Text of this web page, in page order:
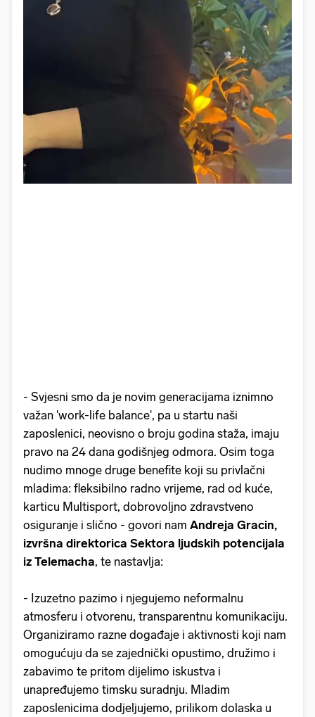
- Svjesni smo da je novim generacijama iznimno
važan 'work-life balance', pa u startu naši
zaposlenici, neovisno o broju godina staža, imaju
pravo na 24 dana godišnjeg odmora. Osim toga
nudimo mnoge druge benefite koji su privlačni
mladima: fleksibilno radno vrijeme, rad od kuće,
karticu Multisport, dobrovoljno zdravstveno
osiguranje i slično - govori nam Andreja Gracin,
izvršna direktorica Sektora ljudskih potencijala
iz Telemacha, te nastavlja:
- Izuzetno pazimo i njegujemo neformalnu
atmosferu i otvorenu, transparentnu komunikaciju.
Organiziramo razne događaje i aktivnosti koji nam
omogućuju da se zajednički opustimo, družimo i
zabavimo te pritom dijelimo iskustva i
unapređujemo timsku suradnju. Mladim
zaposlenicima dodjeljujemo, prilikom dolaska u